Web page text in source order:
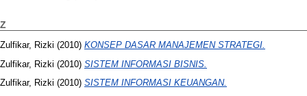
Z
Zulfikar, Rizki (2010) KONSEP DASAR MANAJEMEN STRATEGI.
Zulfikar, Rizki (2010) SISTEM INFORMASI BISNIS.
Zulfikar, Rizki (2010) SISTEM INFORMASI KEUANGAN.